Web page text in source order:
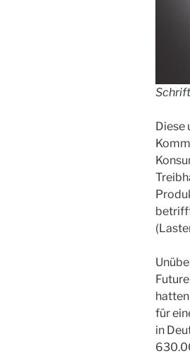
Diese
für
in